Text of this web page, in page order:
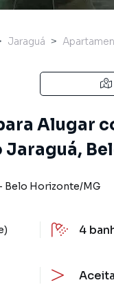
Jaraguá
Alugar
Jaraguá,
Belo Horizonte/MG
4